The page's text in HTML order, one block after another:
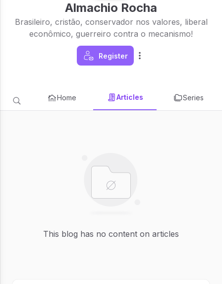
Almachio Rocha
Brasileiro, cristão, conservador nos valores, liberal
econômico, guerreiro contra o mecanismo!
Register
Home Articles Series
This blog has no content on articles